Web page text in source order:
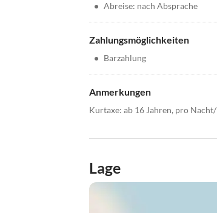
• Abreise: nach Absprache
Zahlungsmöglichkeiten
• Barzahlung
Anmerkungen
Kurtaxe: ab 16 Jahren, pro
Lage